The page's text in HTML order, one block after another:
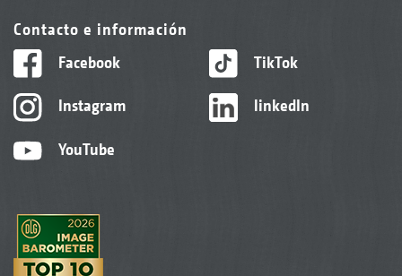
Contacto e información
Facebook
Instagram
YouTube
TikTok
linkedIn